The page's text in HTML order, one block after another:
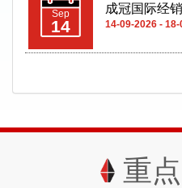
Sep
14
成冠国际经
14-09-2026 -
重